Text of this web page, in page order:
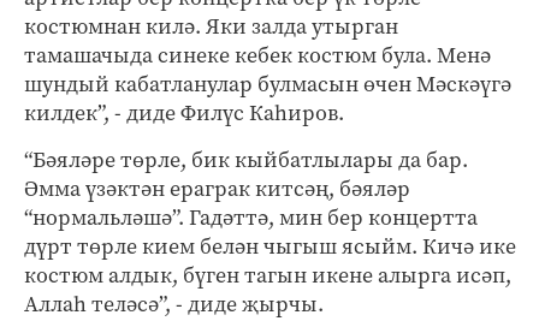
костюмнан килә. Яки залда утырган
тамашачыда синеке кебек костюм була. Менә
шундый кабатланулар булмасын өчен Мәскәүгә
килдек”, - диде Филүс Каһиров.
“Бәяләре төрле, бик кыйбатлылары да бар.
Әмма үзәктән ераграк китсәң, бәяләр
“нормальләшә”. Гадәттә, мин бер концертта
дүрт төрле кием белән чыгыш ясыйм. Кичә ике
костюм алдык, бүген тагын икене алырга исәп,
Аллаһ теләсә”, - диде җырчы.